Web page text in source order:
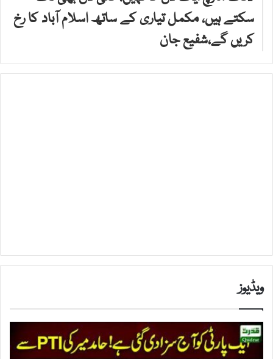
سکتے ہیں، مکمل تیاری کے ساتھ اسلام آباد کا رخ
کریں گے،شفیع جان
ویڈیوز